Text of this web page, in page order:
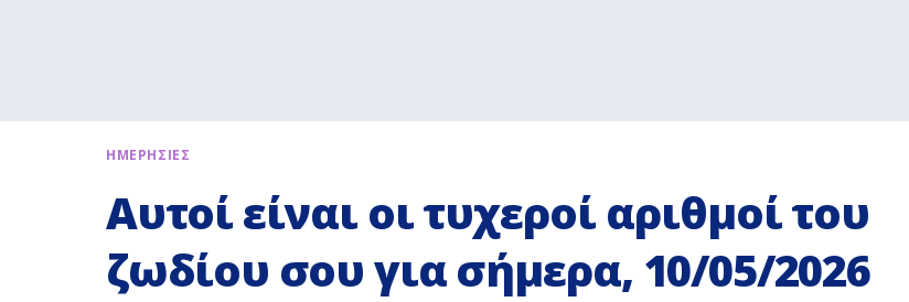
ΗΜΕΡΗΣΙΕΣ
Αυτοί είναι οι τυχεροί αριθμοί του
ζωδίου σου για σήμερα, 10/05/2026